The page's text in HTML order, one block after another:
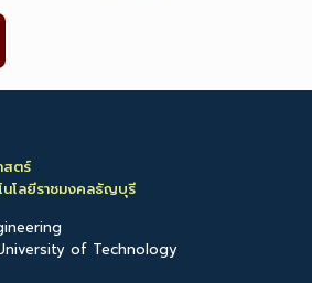
สตร์
นโลยีราชมงคลธัญบุรี
of Technology